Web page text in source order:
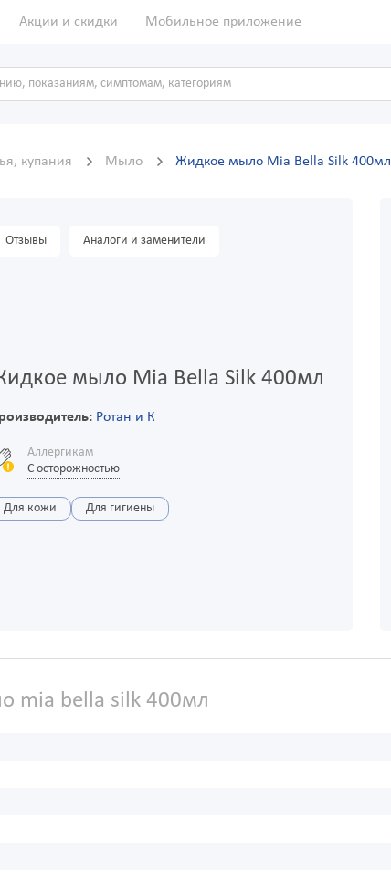
Акции и скидки Мобильное приложение
купания Мыло Жидкое мыло Mia Bella Silk 400мл
Отзывы Аналоги и заменители
мыло Mia Bella Silk 400мл
Ротан и К
Аллергикам
С осторожностью
Для кожи Для гигиены
mia bella silk 400мл